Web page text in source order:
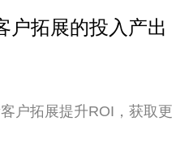
户拓展的投入产出
户拓展提升ROI，获取更